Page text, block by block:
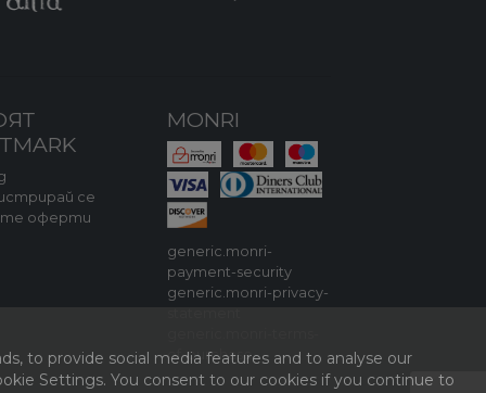
се
оферти
MONRI
generic.monri-
payment-security
generic.monri-privacy-
statement
of-purchase
to provide social media features and to analyse our
Settings. You consent to our cookies if you continue to